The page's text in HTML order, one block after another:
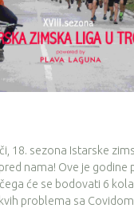
18. sezona Istarske
nama! Ove je godine
će se bodovati 6
problema sa